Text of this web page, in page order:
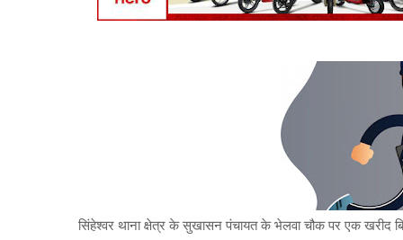
सिंहेश्वर थाना क्षेत्र के सुखासन पंचायत के भेलवा चौक पर एक खरीद